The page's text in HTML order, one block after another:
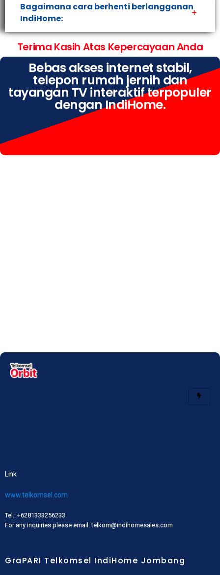
Bagaimana cara berhenti berlangganan
IndiHome:
Terima Kasih Atas Kepercayaan Anda
Bebas akses internet stabil,
telepon rumah jernih dan
tayangan TV interaktif terpopuler
dengan IndiHome.
Link
www.telkomsel.com
Tel.: +6281333256233
For any inquiries please email: telkom@indihomesales.com
GraPARI Telkomsel IndiHome Jombang